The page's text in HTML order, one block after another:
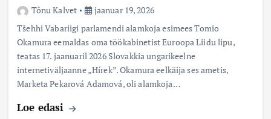
Tõnu Kalvet
jaanuar 19, 2026
Tšehhi Vabariigi parlamendi alamkoja esimees Tomio
Okamura eemaldas oma töökabinetist Euroopa Liidu lipu,
teatas 17. jaanuaril 2026 Slovakkia ungarikeelne
internetiväljaanne „Hírek”. Okamura eelkäija ses ametis,
Marketa Pekarová Adamová, oli alamkoja…
Loe edasi